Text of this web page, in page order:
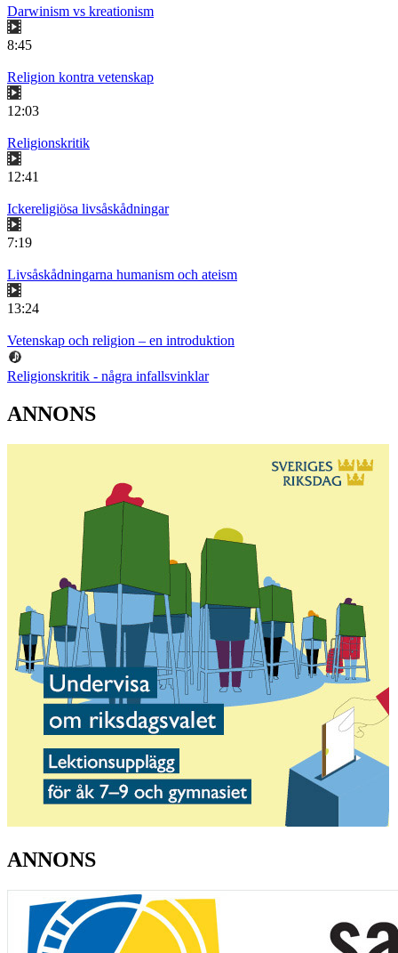
Darwinism vs kreationism
8:45
Religion kontra vetenskap
12:03
Religionskritik
12:41
Ickereligiösa livsåskådningar
7:19
Livsåskådningarna humanism och ateism
13:24
Vetenskap och religion – en introduktion
Religionskritik - några infallsvinklar
ANNONS
ANNONS